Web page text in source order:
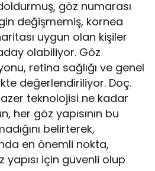
göz numarası
değişmemiş, kornea
uygun olan kişiler
olabiliyor. Göz
retina sağlığı ve genel
değerlendiriliyor. Doç.
lazer teknolojisi ne kadar
her göz yapısının bu
belirterek,
en önemli nokta,
yapısı için güvenli olup